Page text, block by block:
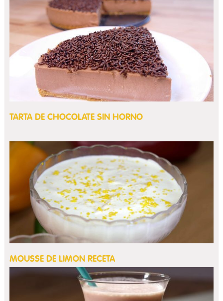
TARTA DE CHOCOLATE SIN HORNO
MOUSSE DE LIMON RECETA